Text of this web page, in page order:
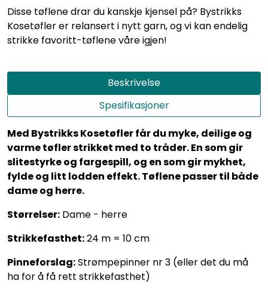
Disse tøflene drar du kanskje kjensel på? Bystrikks
Kosetøfler er relansert i nytt garn, og vi kan endelig
strikke favoritt-tøflene våre igjen!
Beskrivelse
Spesifikasjoner
Med Bystrikks Kosetøfler får du myke, deilige og
varme tøfler strikket med to tråder. En som gir
slitestyrke og fargespill, og en som gir mykhet,
fylde og litt lodden effekt. Tøflene passer til både
dame og herre.
Størrelser: Dame - herre
Strikkefasthet:24 m = 10 cm
Pinneforslag:Strømpepinner nr 3 (eller det du må
ha for å få rett strikkefasthet)